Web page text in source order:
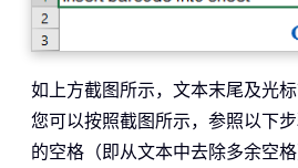
如上方截图所示，文本末尾及光标
您可以按照截图所示，参照以下
的空格（即从文本中去除多余空格